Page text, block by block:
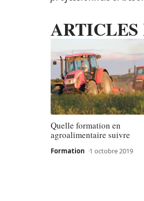
ARTICLES
Quelle formation en
agroalimentaire suivre
Formation 1 octobre 2019